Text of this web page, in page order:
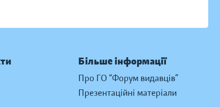
Більше інформації
Про ГО “Форум видавців”
Презентаційні матеріали